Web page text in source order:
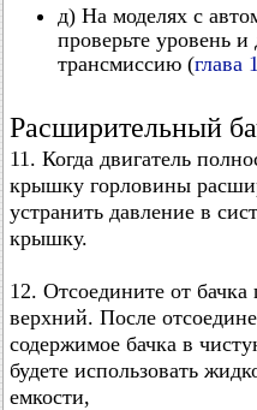
д) На моделях с
проверьте уровень и
трансмиссию (глава 1
Расширительный
11. Когда двигатель
крышку горловины
устранить давление в
крышку.
12. Отсоедините от бачка
верхний. После
содержимое бачка в
будете использовать
емкости,